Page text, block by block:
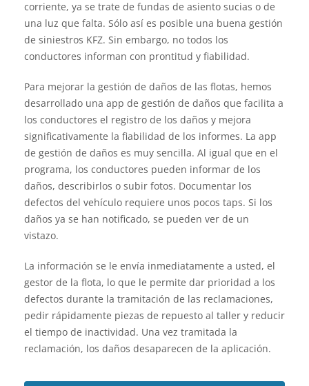
corriente, ya se trate de fundas de asiento sucias o de
una luz que falta. Sólo así es posible una buena gestión
de siniestros KFZ. Sin embargo, no todos los
conductores informan con prontitud y fiabilidad.
Para mejorar la gestión de daños de las flotas, hemos
desarrollado una app de gestión de daños que facilita a
los conductores el registro de los daños y mejora
significativamente la fiabilidad de los informes. La app
de gestión de daños es muy sencilla. Al igual que en el
programa, los conductores pueden informar de los
daños, describirlos o subir fotos. Documentar los
defectos del vehículo requiere unos pocos taps. Si los
daños ya se han notificado, se pueden ver de un
vistazo.
La información se le envía inmediatamente a usted, el
gestor de la flota, lo que le permite dar prioridad a los
defectos durante la tramitación de las reclamaciones,
pedir rápidamente piezas de repuesto al taller y reducir
el tiempo de inactividad. Una vez tramitada la
reclamación, los daños desaparecen de la aplicación.